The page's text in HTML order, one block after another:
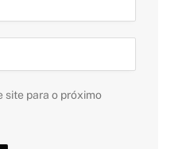
site para o próximo